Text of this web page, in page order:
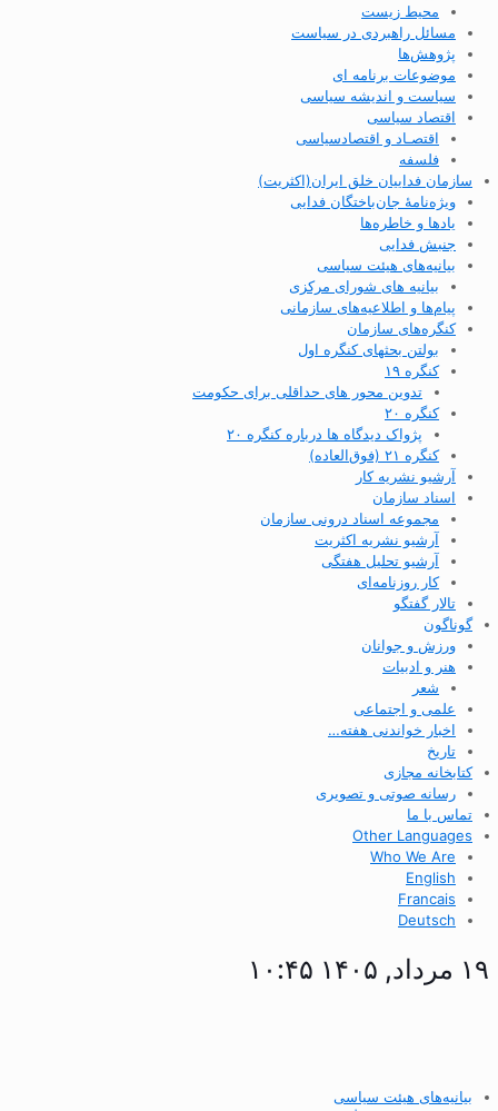
محیط زیست
مسائل راهبردی در سیاست
پژوهش‌ها
موضوعات برنامه ای
سیاست و اندیشه سیاسی
اقتصاد سیاسی
اقتصـاد و اقتصاد‌سیاسی
فلسفه
سازمان فداییان خلق ایران(اکثریت)
ویژه‌نامهٔ جان‌باختگان فدایی
یادها و خاطره‌ها
جنبش فدایی
بیانیه‌های هیئت سیاسی
بیانیه های شورای مرکزی
پیام‌ها و اطلاعیه‌های سازمانی
کنگره‌های سازمان
بولتن بحثهای کنگره اول
کنگره ۱۹
تدوین محور های حداقلی برای حکومت
کنگره ۲۰
پژواک دیدگاه ها درباره کنگره ۲۰
کنگره ۲۱ (فوق‌العاده)
آرشیو نشریه کار
اسناد سازمان
مجموعه اسناد درونی سازمان
آرشیو نشریه اکثریت
آرشیو تحلیل هفتگی
کار روزنامه‌ای
تالار گفتگو
گوناگون
ورزش و جوانان
هنر و ادبیات
شعر
علمی و اجتماعی
اخبار خواندنی هفته…
تاریخ
کتابخانه مجازی
رسانه صوتی و تصویری
تماس با ما
Other Languages
Who We Are
English
Francais
Deutsch
۱۹ مرداد, ۱۴۰۵ ۱۰:۴۵
بیانیه‌های هیئت سیاسی